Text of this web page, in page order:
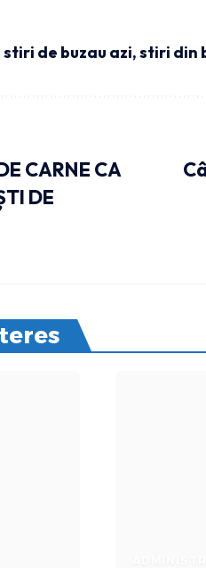
stiri de buzau azi,stiri din
CARNE CA
DE